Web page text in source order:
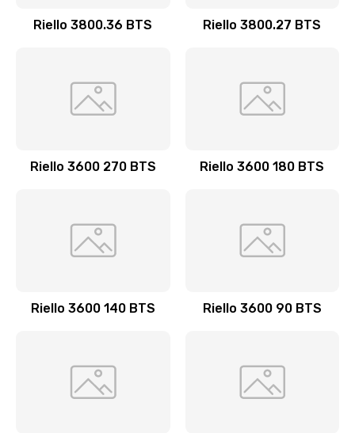
Riello 3800.36 BTS Riello 3800.27 BTS
Riello 3600 270 BTS Riello 3600 180 BTS
Riello 3600 140 BTS Riello 3600 90 BTS